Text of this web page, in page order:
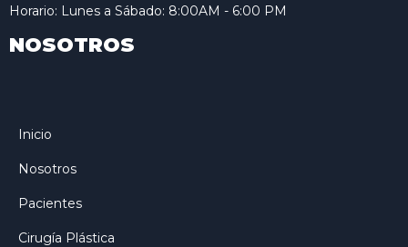
Horario: Lunes a Sábado: 8:00AM - 6:00 PM
NOSOTROS
Inicio
Nosotros
Pacientes
Cirugía Plástica